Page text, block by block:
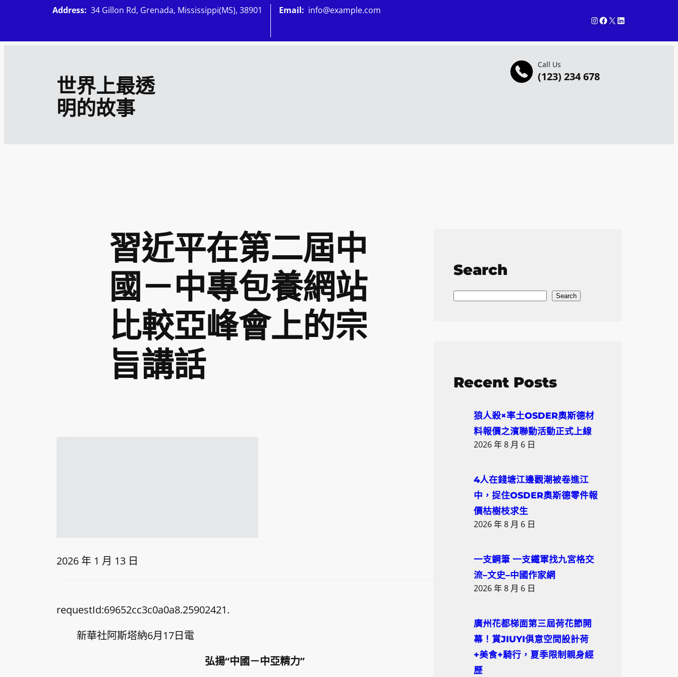
主
世界上最透
明的故事
Call Us
(123) 234 678
Address: 34 Gillon Rd, Grenada, Mississippi(MS), 38901 Email: info@example.com
InstagramFacebook X LinkedIn
習近平在第二屆中
國－中專包養網站
比較亞峰會上的宗
旨講話
2026 年 1 月 13 日
requestId:69652cc3c0a0a8.25902421.
新華社阿斯塔納6月17日電
弘揚“中國－中亞精力”
Search
S
h
Search
Recent Posts
狼人殺×率土OSDER奧斯德材
料報價之濱聯動活動正式上線
2026 年 8 月 6 日
4人在錢塘江邊觀潮被卷進江
中，捉住OSDER奧斯德零件報
價枯樹枝求生
2026 年 8 月 6 日
一支鋼筆 一支鐵軍找九宮格交
流–文史–中國作家網
2026 年 8 月 6 日
廣州花都梯面第三屆荷花節開
幕！賞JIUYI俱意空間設計荷
+美食+騎行，夏季限制親身經
歷